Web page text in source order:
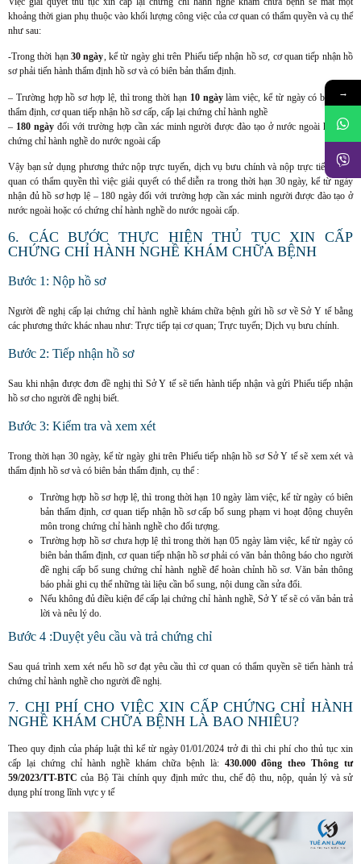
khoảng thời gian phụ thuộc vào khối lượng công việc của cơ quan có thẩm quyền và cụ thể
như sau:
-Trong thời hạn30 ngày, kể từ ngày ghi trên Phiếu tiếp nhận hồ sơ, cơ quan tiếp nhận hồ
sơ phải tiến hành thẩm định hồ sơ và có biên bản thẩm định.
– Trường hợp hồ sơ hợp lệ, thì trong thời hạn 10 ngàylàm việc, kể từ ngày có biên bản
thẩm định, cơ quan tiếp nhận hồ sơ cấp, cấp lại chứng chỉ hành nghề
– 180 ngàyđối với trường hợp cần xác minh người được đào tạo ở nước ngoài hoặc có
chứng chỉ hành nghề do nước ngoài cấp
Vậy bạn sử dụng phương thức nộp trực tuyến, dịch vụ bưu chính và nộp trực tiếp tại cơ
quan có thẩm quyền thì việc giải quyết có thể diễn ra trong thời hạn 30 ngày, kể từ ngày
nhận đủ hồ sơ hợp lệ – 180 ngày đối với trường hợp cần xác minh người được đào tạo ở
nước ngoài hoặc có chứng chỉ hành nghề do nước ngoài cấp.
6. CÁC BƯỚC THỰC HIỆN THỦ TỤC XIN CẤP
CHỨNG CHỈ HÀNH NGHỀ KHÁM CHỮA BỆNH
Bước 1: Nộp hồ sơ
Người đề nghị cấp lại chứng chỉ hành nghề khám chữa bệnh gửi hồ sơ về Sở Y tế bằng
các phương thức khác nhau như: Trực tiếp tại cơ quan; Trực tuyến; Dịch vụ bưu chính.
Bước 2: Tiếp nhận hồ sơ
Sau khi nhận được đơn đề nghị thì Sở Y tế sẽ tiến hành tiếp nhận và gửi Phiếu tiếp nhận
hồ sơ cho người đề nghị biết.
Bước 3: Kiểm tra và xem xét
Trong thời hạn 30 ngày, kể từ ngày ghi trên Phiếu tiếp nhận hồ sơ Sở Y tế sẽ xem xét và
thẩm định hồ sơ và có biên bản thẩm định, cụ thể :
Trường hợp hồ sơ hợp lệ, thì trong thời hạn 10 ngày làm việc, kể từ ngày có biên
bản thẩm định, cơ quan tiếp nhận hồ sơ cấp bổ sung phạm vi hoạt động chuyên
môn trong chứng chỉ hành nghề cho đối tượng.
Trường hợp hồ sơ chưa hợp lệ thì trong thời hạn 05 ngày làm việc, kể từ ngày có
biên bản thẩm định, cơ quan tiếp nhận hồ sơ phải có văn bản thông báo cho người
đề nghị cấp bổ sung chứng chỉ hành nghề để hoàn chỉnh hồ sơ. Văn bản thông
báo phải ghi cụ thể những tài liệu cần bổ sung, nội dung cần sửa đổi.
Nếu không đủ điều kiện để cấp lại chứng chỉ hành nghề, Sở Y tế sẽ có văn bản trả
lời và nêu lý do.
Bước 4 :Duyệt yêu cầu và trả chứng chỉ
Sau quá trình xem xét nếu hồ sơ đạt yêu cầu thì cơ quan có thẩm quyền sẽ tiến hành trả
chứng chỉ hành nghề cho người đề nghị.
7. CHI PHÍ CHO VIỆC XIN CẤP CHỨNG CHỈ HÀNH
NGHỀ KHÁM CHỮA BỆNH LÀ BAO NHIÊU?
Theo quy định của pháp luật thì kể từ ngày 01/01/2024 trở đi thì chi phí cho thủ tục xin
cấp lại chứng chỉ hành nghề khám chữa bệnh là: 430.000 đồng theo Thông tư
59/2023/TT-BTCcủa Bộ Tài chính quy định mức thu, chế độ thu, nộp, quản lý và sử
dụng phí trong lĩnh vực y tế
→